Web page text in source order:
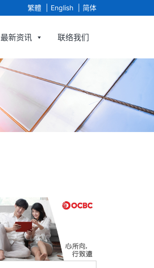
繁體 English 简体
最新资讯 联络我们